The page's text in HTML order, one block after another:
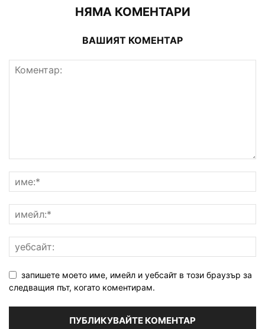
НЯМА КОМЕНТАРИ
ВАШИЯТ КОМЕНТАР
запишете моето име, имейл и уебсайт в този браузър за
следващия път, когато коментирам.